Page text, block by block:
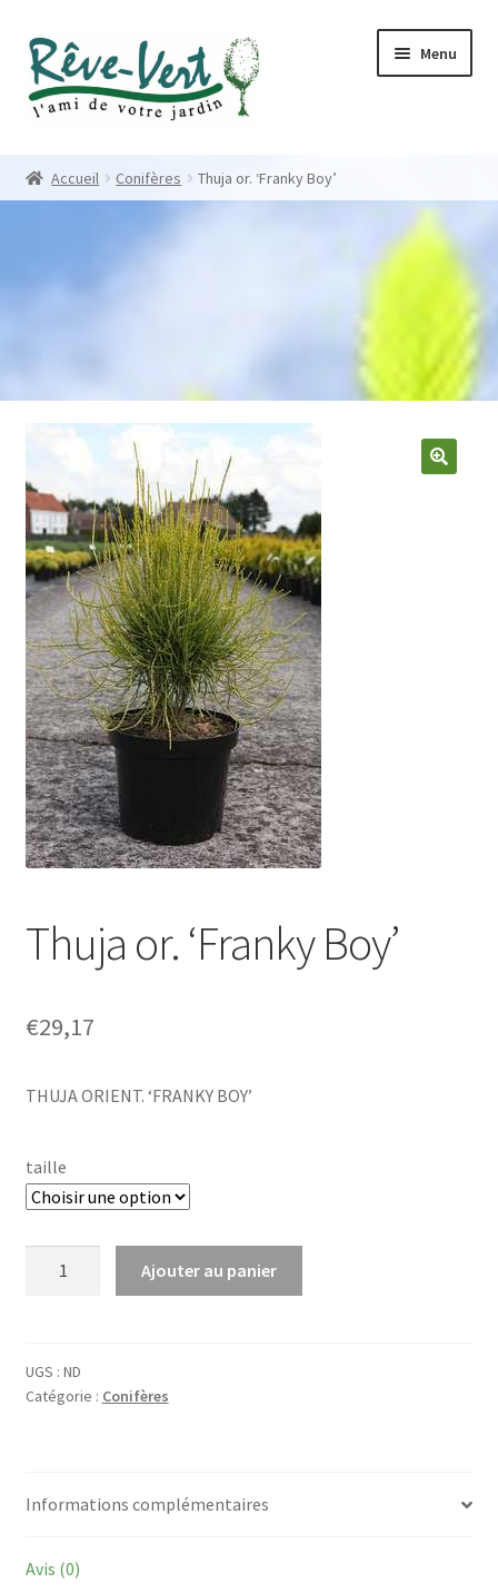
Skip
to
navigation
Skip
to
content
Menu
Accueil Conifères Thuja or. ‘Franky Boy’
Thuja or. ‘Franky Boy’
€29,17
THUJA ORIENT. ‘FRANKY BOY’
taille
'Franky
Boy'
Ajouter au panier
UGS : ND
Catégorie : Conifères
Informations complémentaires
Avis (0)